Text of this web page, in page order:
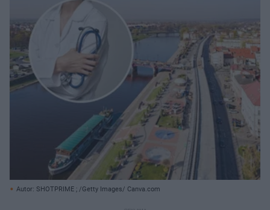
Autor: SHOTPRIME ; /Getty Images/ Canva.com